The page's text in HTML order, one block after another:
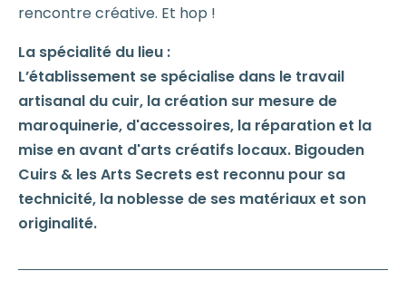
rencontre créative. Et hop !
La spécialité du lieu :
L’établissement se spécialise dans le travail
artisanal du cuir, la création sur mesure de
maroquinerie, d'accessoires, la réparation et la
mise en avant d'arts créatifs locaux. Bigouden
Cuirs & les Arts Secrets est reconnu pour sa
technicité, la noblesse de ses matériaux et son
originalité.